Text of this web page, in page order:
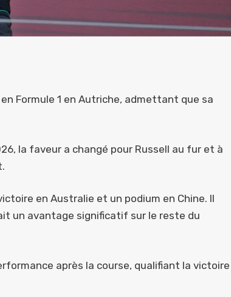
Formule 1 en Autriche, admettant que sa
la faveur a changé pour Russell au fur et à
en Australie et un podium en Chine. Il
un avantage significatif sur le reste du
après la course, qualifiant la victoire